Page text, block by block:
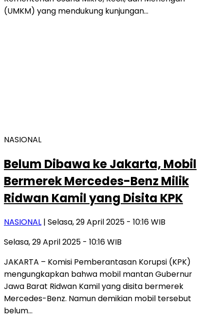
(UMKM) yang mendukung kunjungan…
NASIONAL
Belum Dibawa ke Jakarta, Mobil
Bermerek Mercedes-Benz Milik
Ridwan Kamil yang Disita KPK
NASIONAL | Selasa, 29 April 2025 - 10:16 WIB
Selasa, 29 April 2025 - 10:16 WIB
JAKARTA – Komisi Pemberantasan Korupsi (KPK)
mengungkapkan bahwa mobil mantan Gubernur
Jawa Barat Ridwan Kamil yang disita bermerek
Mercedes-Benz. Namun demikian mobil tersebut
belum…